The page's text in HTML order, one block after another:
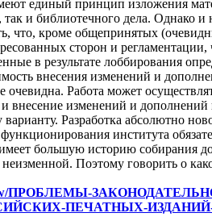
единый принцип изложения
и библиотечного дела. Однако
что, кроме общепринятых
сторон и
в результате лоббирования
внесения изменений и
очевидна. Работа может
внесение изменений и
Разработка абсолютно
института
имеет большую историю собирания
неизменной. Поэтому говорить о
view/ПРОБЛЕМЫ-
ПЕЧАТНЫХ-